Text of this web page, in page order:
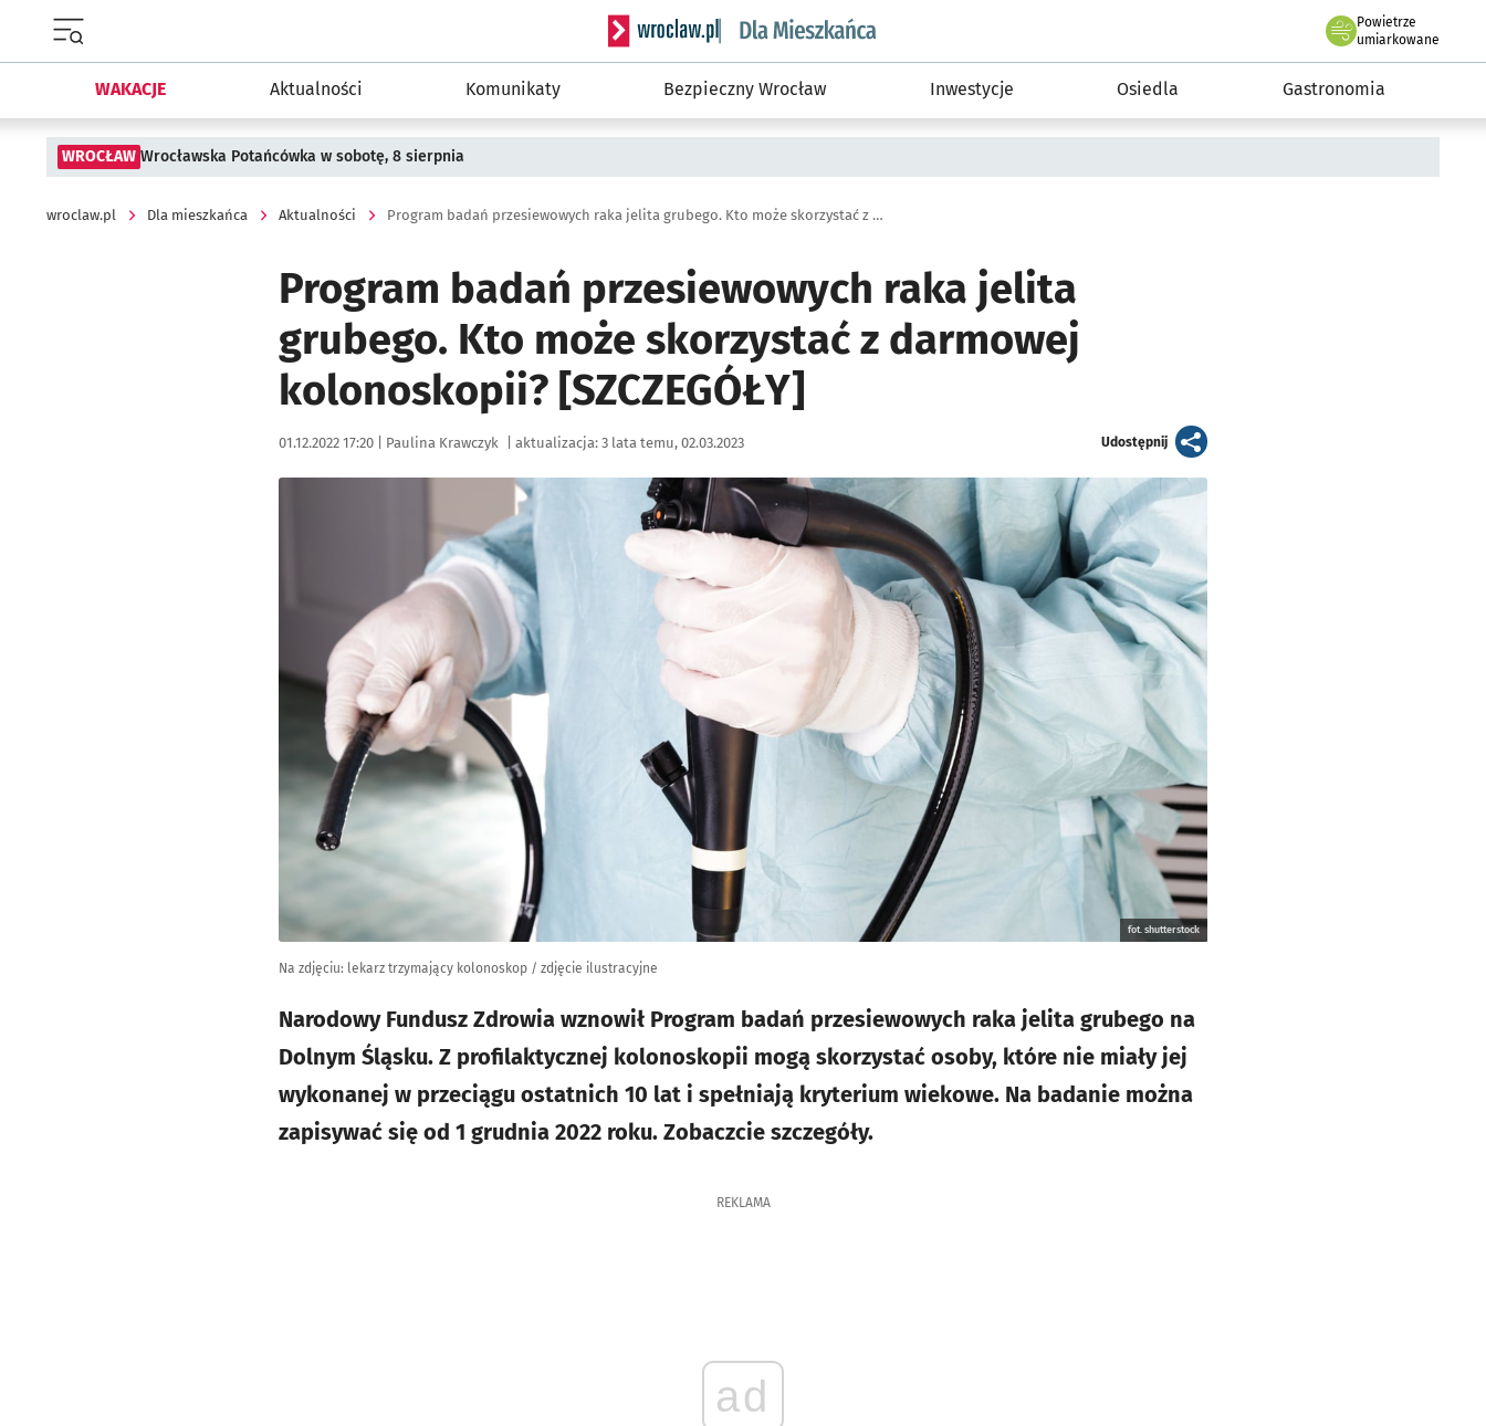
Serwis informacyjny wroclaw.pl podserwis: Dla mieszkańca
Powietrze
we Wrocławiu
umiarkowane
WAKACJE Aktualności Komunikaty Bezpieczny Wrocław Inwestycje Osiedla Gastronomia
WROCŁAW Wrocławska Potańcówka w sobotę, 8 sierpnia
wroclaw.pl Dla mieszkańca Aktualności Program badań przesiewowych raka jelita grubego. Kto może skorzystać z darmowej kolonoskopii? [SZCZEGÓŁY]
Program badań przesiewowych raka jelita
grubego. Kto może skorzystać z darmowej
kolonoskopii? [SZCZEGÓŁY]
Data publikacji:
01.12.2022 17:20 | Autor:
Paulina Krawczyk aktualizacja: 3 lata temu, 02.03.2023 Udostępnijartykuł
fot. shutterstock
Na zdjęciu: lekarz trzymający kolonoskop / zdjęcie ilustracyjne
Narodowy Fundusz Zdrowia wznowił Program badań przesiewowych raka jelita grubego na
Dolnym Śląsku. Z profilaktycznej kolonoskopii mogą skorzystać osoby, które nie miały jej
wykonanej w przeciągu ostatnich 10 lat i spełniają kryterium wiekowe. Na badanie można
zapisywać się od 1 grudnia 2022 roku. Zobaczcie szczegóły.
REKLAMA
ad